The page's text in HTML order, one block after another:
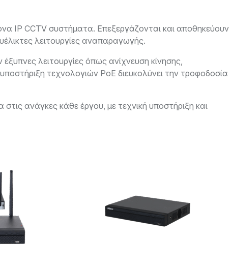
IP CCTV συστήματα. Επεξεργάζονται και αποθηκεύουν
λειτουργίες αναπαραγωγής.
λειτουργίες όπως ανίχνευση κίνησης,
τεχνολογιών PoE διευκολύνει την τροφοδοσία
ανάγκες κάθε έργου, με τεχνική υποστήριξη και